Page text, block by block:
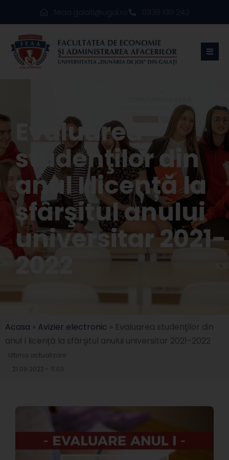
feaa.galati@ugal.ro 0336 130 242
Evaluarea
studenţilor din
anul I licență la
sfârşitul anului
universitar 2021-
2022
Acasa » Avizier electronic » Evaluarea studenţilor din
anul I licență la sfârşitul anului universitar 2021-2022
Ultima actualizare:
21.09.2022 - 11:03